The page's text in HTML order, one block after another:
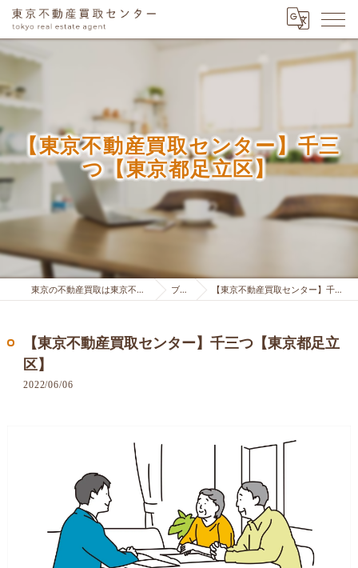
【東京不動産買取センター】千三
つ【東京都足立区】
東京の不動産買取は東京不動産買取センター ブログ 【東京不動産買取センター】千三つ【東京都足立区】
【東京不動産買取センター】千三つ【東京都足立
区】
2022/06/06